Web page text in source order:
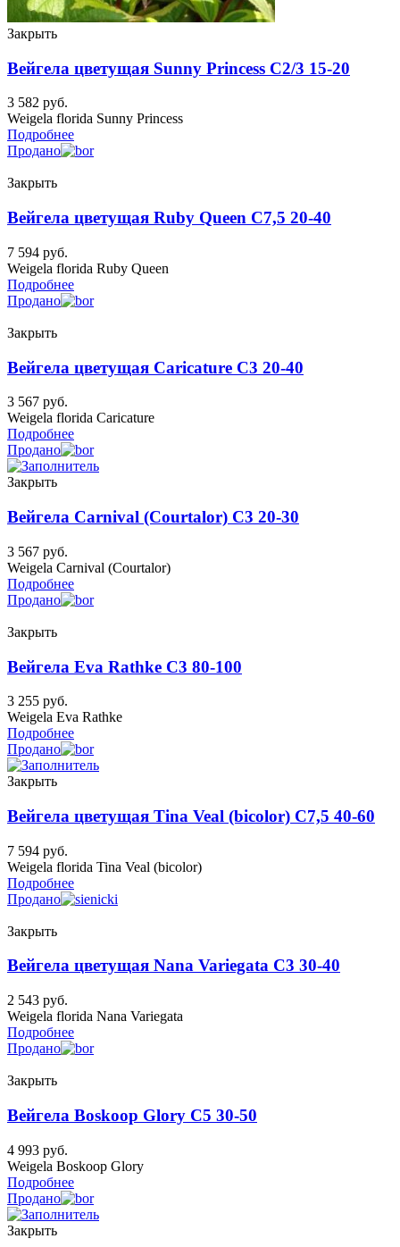
Закрыть
Вейгела цветущая Sunny Princess C2/3 15-20
3 582 руб.
Weigela florida Sunny Princess
Подробнее
Продано
Закрыть
Вейгела цветущая Ruby Queen C7,5 20-40
7 594 руб.
Weigela florida Ruby Queen
Подробнее
Продано
Закрыть
Вейгела цветущая Caricature C3 20-40
3 567 руб.
Weigela florida Caricature
Подробнее
Продано
Закрыть
Вейгела Carnival (Courtalor) C3 20-30
3 567 руб.
Weigela Carnival (Courtalor)
Подробнее
Продано
Закрыть
Вейгела Eva Rathke C3 80-100
3 255 руб.
Weigela Eva Rathke
Подробнее
Продано
Закрыть
Вейгела цветущая Tina Veal (bicolor) C7,5 40-60
7 594 руб.
Weigela florida Tina Veal (bicolor)
Подробнее
Продано
Закрыть
Вейгела цветущая Nana Variegata C3 30-40
2 543 руб.
Weigela florida Nana Variegata
Подробнее
Продано
Закрыть
Вейгела Boskoop Glory C5 30-50
4 993 руб.
Weigela Boskoop Glory
Подробнее
Продано
Закрыть